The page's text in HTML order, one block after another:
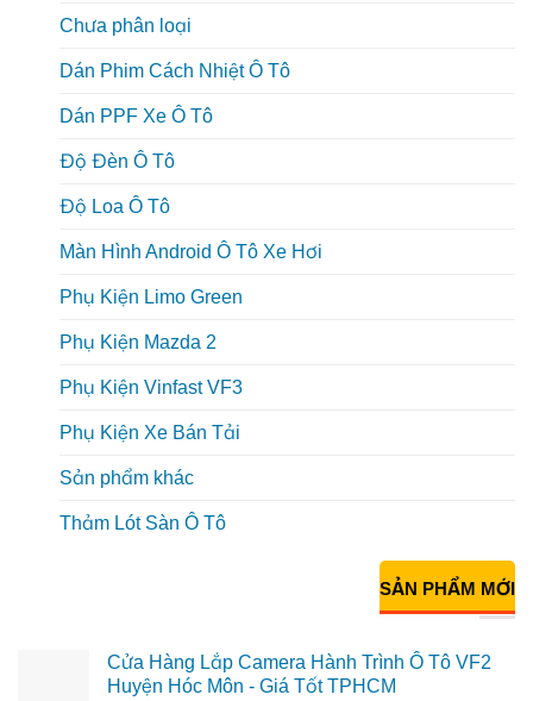
Chưa phân loại
Dán Phim Cách Nhiệt Ô Tô
Dán PPF Xe Ô Tô
Độ Đèn Ô Tô
Độ Loa Ô Tô
Màn Hình Android Ô Tô Xe Hơi
Phụ Kiện Limo Green
Phụ Kiện Mazda 2
Phụ Kiện Vinfast VF3
Phụ Kiện Xe Bán Tải
Sản phẩm khác
Thảm Lót Sàn Ô Tô
SẢN PHẨM MỚI
Cửa Hàng Lắp Camera Hành Trình Ô Tô VF2
Huyện Hóc Môn - Giá Tốt TPHCM